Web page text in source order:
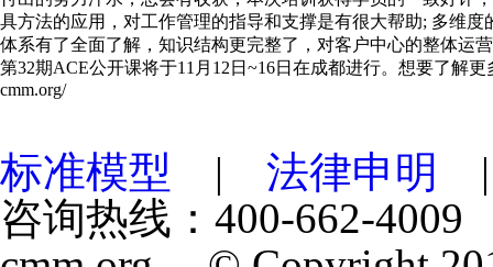
具方法的应用，对工作管理的指导和支撑是有很大帮助; 多维
体系有了全面了解，知识结构更完整了，对客户中心的整体运
第32期ACE公开课将于11月12日~16日在成都进行。想要了解
cmm.org/
标准模型 | 法律申明
咨询热线：400-662-